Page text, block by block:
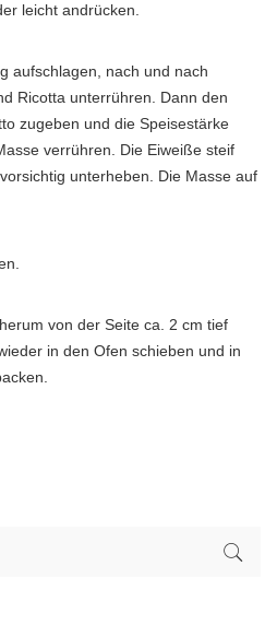
leicht andrücken.
aufschlagen, nach und nach
Ricotta unterrühren. Dann den
zugeben und die Speisestärke
verrühren. Die Eiweiße steif
unterheben. Die Masse auf
von der Seite ca. 2 cm tief
in den Ofen schieben und in